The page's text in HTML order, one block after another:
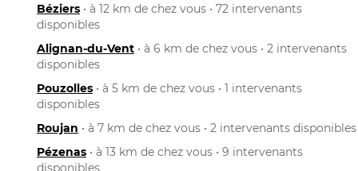
Béziers • à 12 km de chez vous • 72 intervenants
disponibles
Alignan-du-Vent • à 6 km de chez vous • 2 intervenants
disponibles
Pouzolles • à 5 km de chez vous • 1 intervenants
disponibles
Roujan • à 7 km de chez vous • 2 intervenants disponibles
Pézenas • à 13 km de chez vous • 9 intervenants
disponibles